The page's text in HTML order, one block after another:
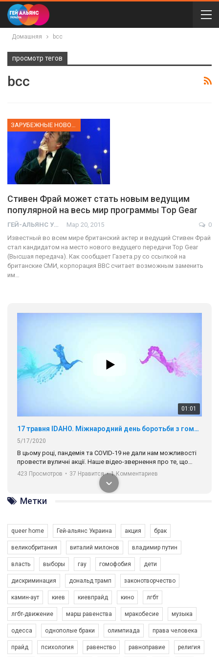
Домашняя bcc
просмотр тегов
bcc
Стивен Фрай может стать новым ведущим
популярной на весь мир программы Top Gear
ГЕЙ-АЛЬЯНС УКРАИНА Мар 20, 2015
0
Известный во всем мире британский актер и ведущий Стивен Фрай
стал кандидатом на место нового ведущего передачи Top Gear
(Высшая передача). Как сообщает Газета.ру со ссылкой на
британские СМИ, корпорация BBC считает возможным заменить
им…
01:01
17 травня IDAHO. Міжнародний день боротьби з гомофобією трансфобією і біфобія.
5/17/2020
В цьому році, пандемія та COVІD-19 не дали нам можливості
провести вуличні акції. Наше відео-звернення про те, що
навіть коли ми у різних містах та не можемо зустрінеться, ми
разом. Ми закликаємо всіх хто поділяє цінності рівності та
солідарності, приєднатися до нас. Регіональні підрозділи
ГАУ є в 16 областях України.
Разом наш голос лунає гучніше!
423 Просмотров • 37 Нравится • 1 Комментариев
Зупинимо насильство проти ЛГБТ в Україні! Stop violence against LGBT in Ukraine!
6/30/2017
Емоційний та вражаючий промо-ролік на конкурс PACT, який
представляє програму "Гей-альянс Україна" з протидії
Метки
queer home Гей-альянс Украина акция брак
великобритания виталий милонов владимир путин
власть выборы гау гомофобия дети
дискриминация дональд трамп законотворчество
камин-аут киев киевпрайд кино лгбт
лгбт-движение марш равенства мракобесие музыка
одесса однополые браки олимпиада права человека
прайд психология равенство равноправие религия